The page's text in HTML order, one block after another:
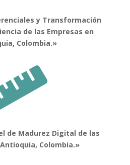
y Transformación
de las Empresas en
Colombia.»
de Madurez Digital de las
Colombia.»